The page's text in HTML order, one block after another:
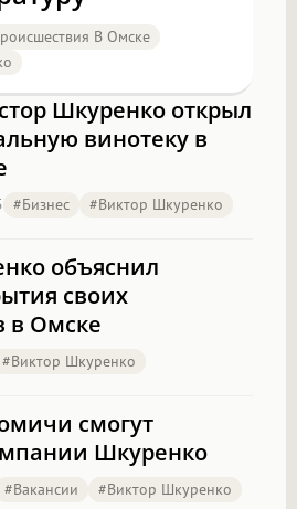
В Омске
Шкуренко открыл
винотеку в
#бизнес #Виктор Шкуренко
объяснил
своих
в Омске
#Виктор Шкуренко
смогут
Шкуренко
#вакансии #Виктор Шкуренко